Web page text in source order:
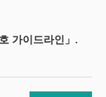
가이드라인」.